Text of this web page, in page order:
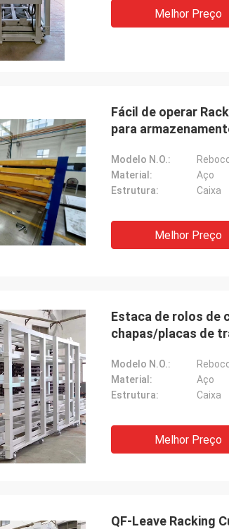
Melhor Preço
Fácil de operar
para
Modelo N.O.:
Material:
Aço
Estrutura:
Caixa
Melhor Preço
Estaca de rolos de
chapas/placas de
Modelo N.O.:
Material:
Aço
Estrutura:
Caixa
Melhor Preço
QF-Leave Racking